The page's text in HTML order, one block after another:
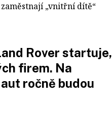
„vnitřní dítě“
Rover startuje,
firem. Na
ročně budou